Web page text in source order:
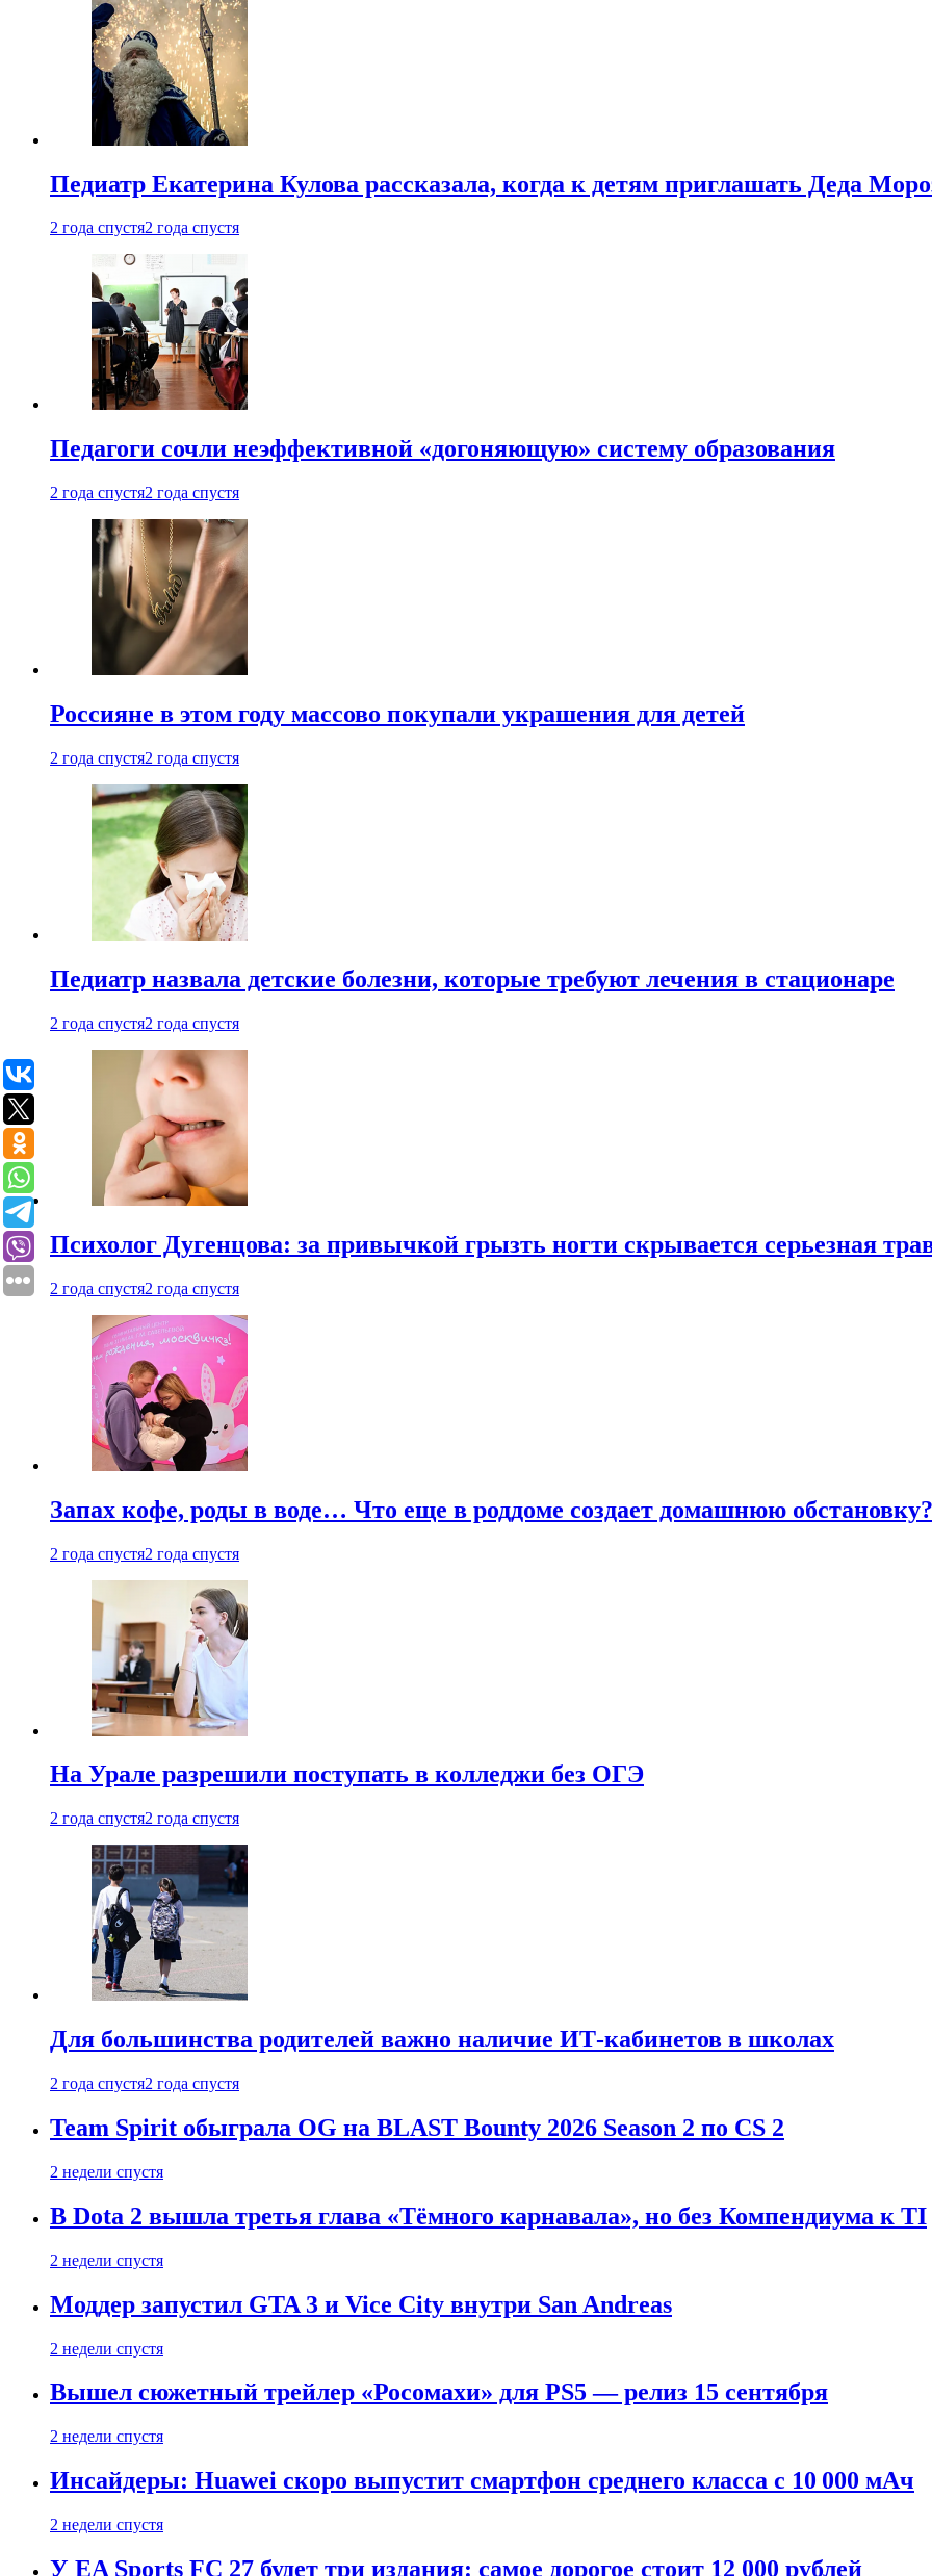
Педиатр Екатерина Кулова рассказала, когда к детям приглашать Деда
2 года спустя2 года спустя
Педагоги сочли неэффективной «догоняющую» систему образования
2 года спустя2 года спустя
Россияне в этом году массово покупали украшения для детей
2 года спустя2 года спустя
Педиатр назвала детские болезни, которые требуют лечения в стационаре
2 года спустя2 года спустя
Психолог Дугенцова: за привычкой грызть ногти скрывается серьезная
2 года спустя2 года спустя
Запах кофе, роды в воде… Что еще в роддоме создает домашнюю обстановку?
2 года спустя2 года спустя
На Урале разрешили поступать в колледжи без ОГЭ
2 года спустя2 года спустя
Для большинства родителей важно наличие ИТ-кабинетов в школах
2 года спустя2 года спустя
Team Spirit обыграла OG на BLAST Bounty 2026 Season 2 по CS 2
2 недели спустя
В Dota 2 вышла третья глава «Тёмного карнавала», но без Компендиума к TI
2 недели спустя
Моддер запустил GTA 3 и Vice City внутри San Andreas
2 недели спустя
Вышел сюжетный трейлер «Росомахи» для PS5 — релиз 15 сентября
2 недели спустя
Инсайдеры: Huawei скоро выпустит смартфон среднего класса с 10 000 мАч
2 недели спустя
У EA Sports FC 27 будет три издания: самое дорогое стоит 12 000 рублей